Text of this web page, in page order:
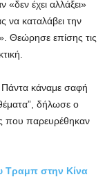
«δεν έχει αλλάξει»
να καταλάβει την
Θεώρησε επίσης τις
κάναμε σαφή
δήλωσε ο
που παρευρέθηκαν
Τραμπ στην Κίνα